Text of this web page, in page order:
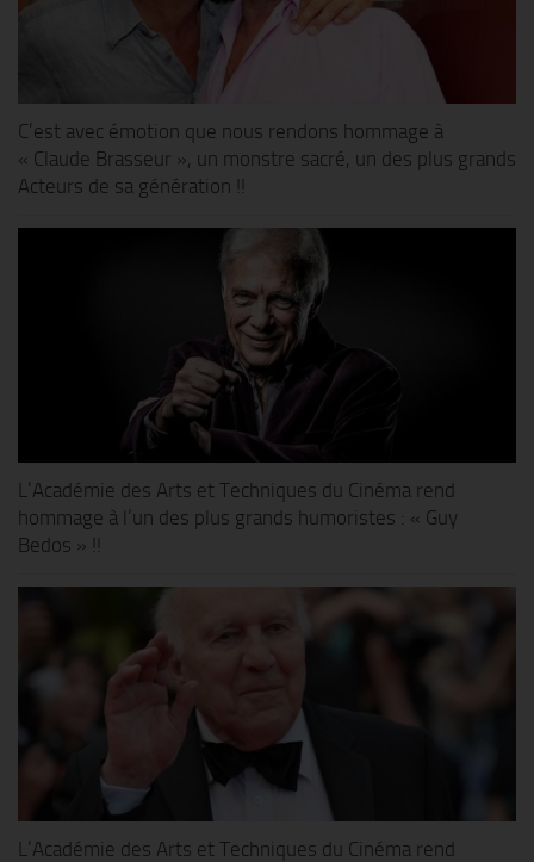
C’est avec émotion que nous rendons hommage à
« Claude Brasseur », un monstre sacré, un des plus grands
Acteurs de sa génération !!
L’Académie des Arts et Techniques du Cinéma rend
hommage à l’un des plus grands humoristes : « Guy
Bedos » !!
L’Académie des Arts et Techniques du Cinéma rend